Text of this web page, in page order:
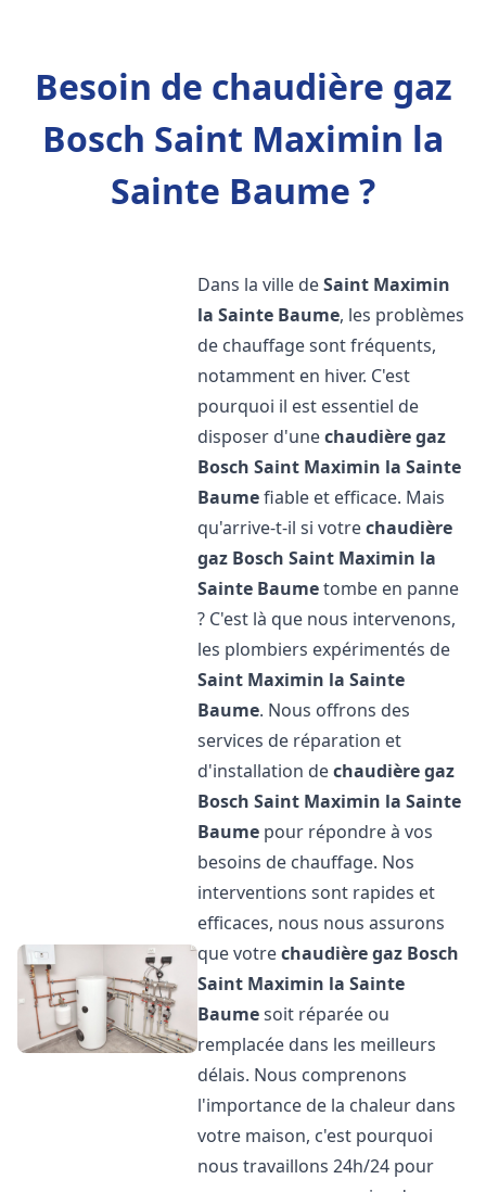
Besoin de chaudière gaz
Bosch Saint Maximin la
Sainte Baume ?
Dans la ville deSaint Maximin
la Sainte Baume, les problèmes
de chauffage sont fréquents,
notamment en hiver. C'est
pourquoi il est essentiel de
disposer d'unechaudière gaz
Bosch Saint Maximin la Sainte
Baumefiable et efficace. Mais
qu'arrive-t-il si votrechaudière
gaz Bosch Saint Maximin la
Sainte Baumetombe en panne
? C'est là que nous intervenons,
les plombiers expérimentés de
Saint Maximin la Sainte
Baume. Nous offrons des
services de réparation et
d'installation dechaudière gaz
Bosch Saint Maximin la Sainte
Baume pour répondre à vos
besoins de chauffage. Nos
interventions sont rapides et
efficaces, nous nous assurons
que votrechaudière gaz Bosch
Saint Maximin la Sainte
Baumesoit réparée ou
remplacée dans les meilleurs
délais. Nous comprenons
l'importance de la chaleur dans
votre maison, c'est pourquoi
nous travaillons 24h/24 pour